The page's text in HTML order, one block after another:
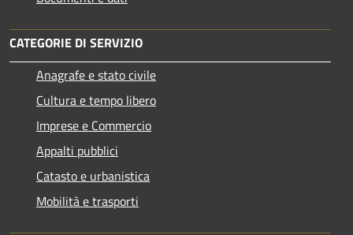
CATEGORIE DI SERVIZIO
Anagrafe e stato civile
Cultura e tempo libero
Imprese e Commercio
Appalti pubblici
Catasto e urbanistica
Mobilità e trasporti